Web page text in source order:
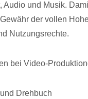
Audio und Musik.
der vollen
Nutzungsrechte.
bei Video-
Drehbuch